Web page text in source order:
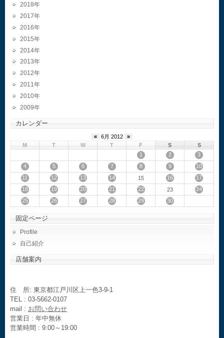
2018
2017
2016
2015
2014
2013
2012
2011
2010
2009
カレンダー
« 6月 2012
»
M
T W T F S
S
1
2
3
4
5 6 7 8 9
10
11
12 13 14 15 16
17
18
19 20 21 22 23
24
25
26 27 28 29 30
固定ページ
Profile
自己紹介
店舗案内
住 所: 東京都江戸川区上一色3-9-1
TEL : 03-5662-0107
mail : お問い合わせ
営業日 : 年中無休
営業時間 : 9:00～19:00